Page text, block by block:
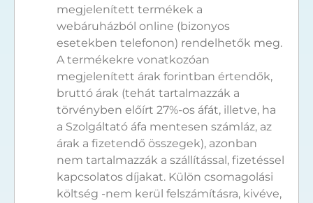
megjelenített termékek a
webáruházból online (bizonyos
esetekben telefonon) rendelhetők meg.
A termékekre vonatkozóan
megjelenített árak forintban értendők,
bruttó árak (tehát tartalmazzák a
törvényben előírt 27%-os áfát, illetve, ha
a Szolgáltató áfa mentesen számláz, az
árak a fizetendő összegek), azonban
nem tartalmazzák a szállítással, fizetéssel
kapcsolatos díjakat. Külön csomagolási
költség -nem kerül felszámításra, kivéve,